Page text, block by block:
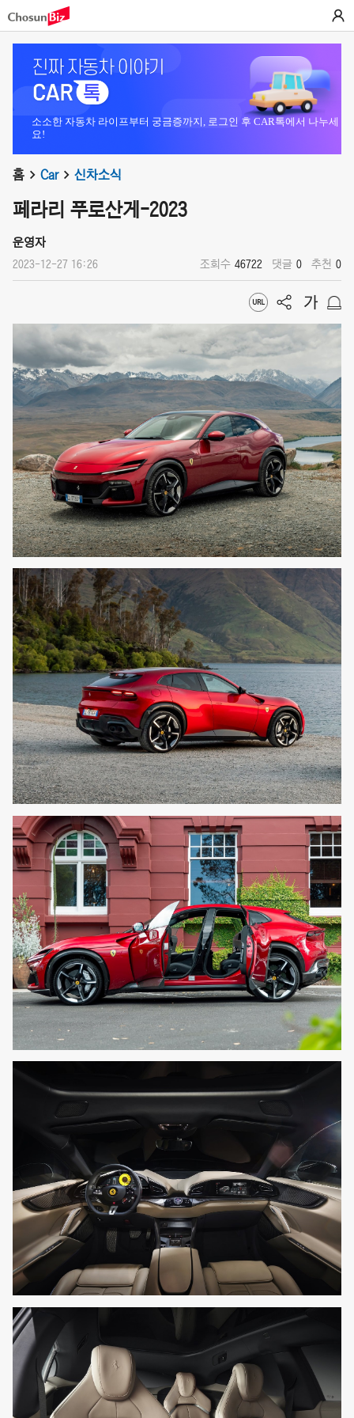
소소한 자동차 라이프부터 궁금증까지, 로그인 후 CAR톡에서 나누세
요!
홈 Car 신차소식
페라리 푸로산게-2023
운영자
2023-12-27 16:26 조회수 46722 댓글 0 추천 0